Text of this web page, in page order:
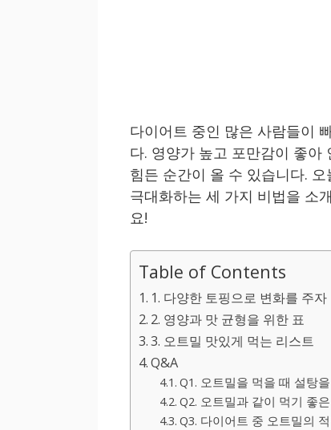
다이어트 중인 많은 사람들이
다. 영양가 높고 포만감이 좋아
힘든 순간이 올 수 있습니다.
극대화하는 세 가지 비법을 소
요!
Table of Contents
1. 다양한 토핑으로 변화를 주자
2. 영양과 맛 균형을 위한 표
3. 오트밀 맛있게 먹는 리스트
Q&A
Q1. 오트밀을 먹을 때 설탕
Q2. 오트밀과 같이 먹기 좋
Q3. 다이어트 중 오트밀의